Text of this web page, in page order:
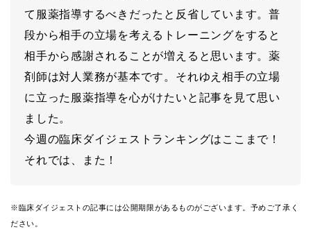
て服薬指導するべきだったと反省しています。普
段から相手の立場を考えるトレーニングをすると
相手から感謝されることが増えると思います。薬
剤師は対人業務が基本です。それゆえ相手の立場
に立った服薬指導を心がけたいと記事を見て思い
ました。
今週の臨床ダイジェストランキングはここまで！
それでは、また！
※臨床ダイジェストの記事には公開期限があるものがございます。予めご了承く
ださい。